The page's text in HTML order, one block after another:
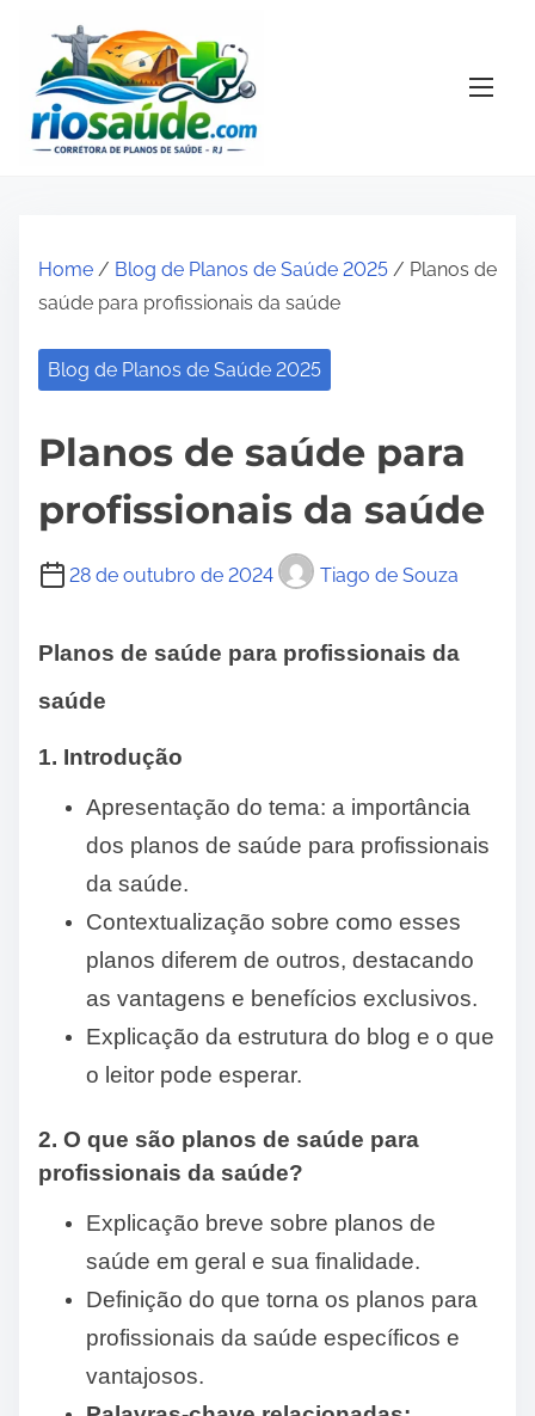
Home / Blog de Planos de Saúde 2025 / Planos de
saúde para profissionais da saúde
Blog de Planos de Saúde 2025
Planos de saúde para
profissionais da saúde
28 de outubro de 2024 Tiago de Souza
Planos de saúde para profissionais da
saúde
1. Introdução
Apresentação do tema: a importância
dos planos de saúde para profissionais
da saúde.
Contextualização sobre como esses
planos diferem de outros, destacando
as vantagens e benefícios exclusivos.
Explicação da estrutura do blog e o que
o leitor pode esperar.
2. O que são planos de saúde para
profissionais da saúde?
Explicação breve sobre planos de
saúde em geral e sua finalidade.
Definição do que torna os planos para
profissionais da saúde específicos e
vantajosos.